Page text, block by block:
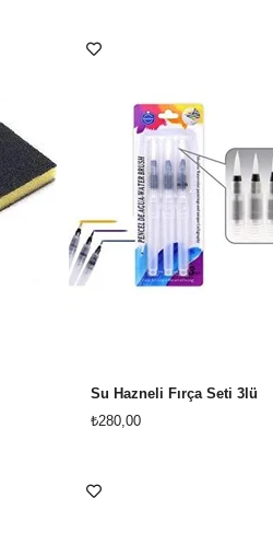
Su Hazneli Fırça Seti 3lü
₺280,00